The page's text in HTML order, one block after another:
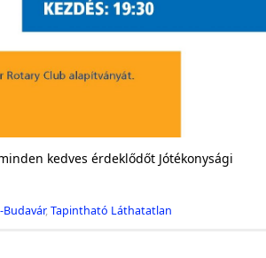
kedves érdeklődőt Jótékonysági
,Tapintható Láthatatlan